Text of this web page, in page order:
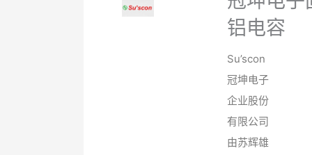
Product Type
铝电容
Su’scon
冠坤电子
企业股份
有限公司
由苏辉雄